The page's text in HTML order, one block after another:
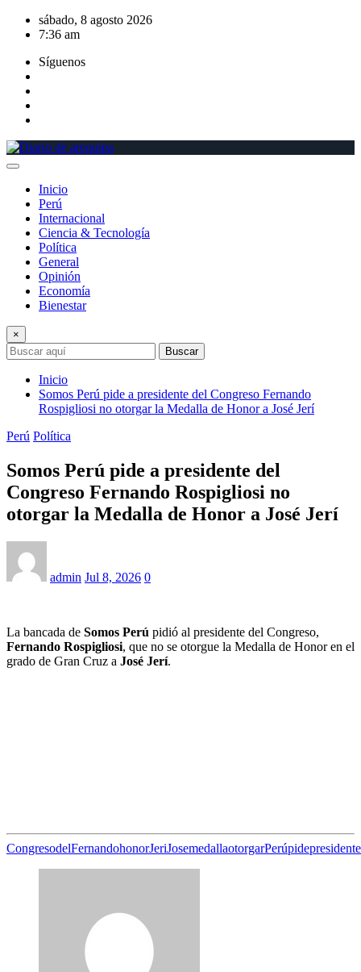
Saltar
sábado, 8 agosto 2026
7:36 am
Síguenos
Inicio
Perú
Internacional
Ciencia & Tecnología
Política
General
Opinión
Economía
Bienestar
×
Buscar
Inicio
Somos Perú pide a presidente del Congreso Fernando
Rospigliosi no otorgar la Medalla de Honor a José Jerí
Perú Política
Somos Perú pide a presidente del
Congreso Fernando Rospigliosi no
otorgar la Medalla de Honor a José Jerí
admin Jul 8, 2026 0
La bancada de Somos Perú pidió al presidente del Congreso,
Fernando Rospigliosi, que no se otorgue la Medalla de Honor en el
grado de Gran Cruz a José Jerí.
CongresodelFernandohonorJeriJosemedallaotorgarPerúpidepresidente